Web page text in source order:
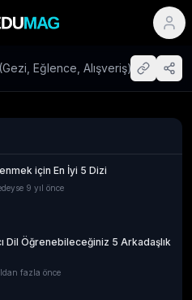
Eğlence, Alışveriş)
için En İyi 5 Dizi
9 yıl önce
Dil Öğrenebileceğiniz 5 Arkadaşlık
fazla önce